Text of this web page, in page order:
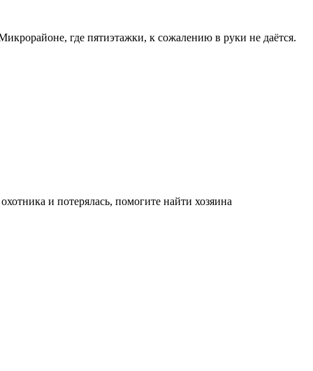
где пятиэтажки, к сожалению в руки не даётся.
и потерялась, помогите найти хозяина